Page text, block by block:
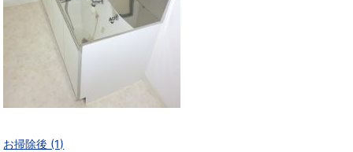
お掃除後 (1)